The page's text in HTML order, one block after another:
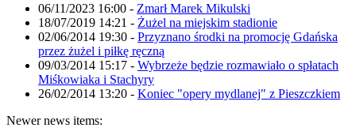
06/11/2023 16:00 - Zmarł Marek Mikulski
18/07/2019 14:21 - Żużel na miejskim stadionie
02/06/2014 19:30 - Przyznano środki na promocję Gdańska
przez żużel i piłkę ręczną
09/03/2014 15:17 - Wybrzeże będzie rozmawiało o spłatach
Miśkowiaka i Stachyry
26/02/2014 13:20 - Koniec "opery mydlanej" z Pieszczkiem
Newer news items: